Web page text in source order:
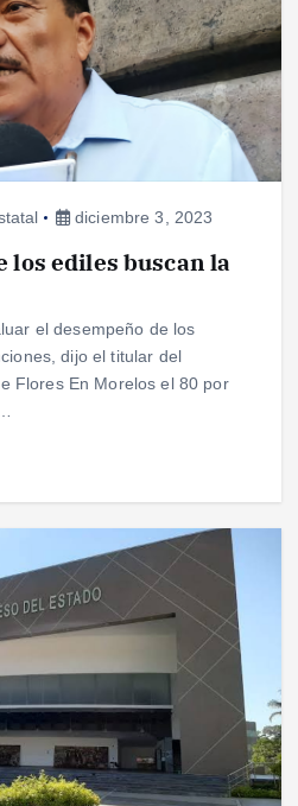
diciembre 3, 2023
los ediles buscan la
el desempeño de los
dijo el titular del
Flores En Morelos el 80 por